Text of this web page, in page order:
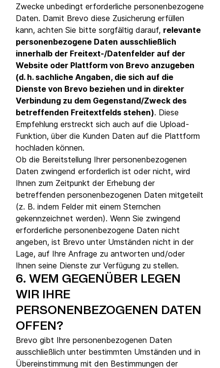
Zwecke unbedingt erforderliche personenbezogene
Daten. Damit Brevo diese Zusicherung erfüllen
kann, achten Sie bitte sorgfältig darauf, relevante
personenbezogene Daten ausschließlich
innerhalb der Freitext-/Datenfelder auf der
Website oder Plattform von Brevo anzugeben
(d. h. sachliche Angaben, die sich auf die
Dienste von Brevo beziehen und in direkter
Verbindung zu dem Gegenstand/Zweck des
betreffenden Freitextfelds stehen). Diese
Empfehlung erstreckt sich auch auf die Upload-
Funktion, über die Kunden Daten auf die Plattform
hochladen können.
Ob die Bereitstellung Ihrer personenbezogenen
Daten zwingend erforderlich ist oder nicht, wird
Ihnen zum Zeitpunkt der Erhebung der
betreffenden personenbezogenen Daten mitgeteilt
(z. B. indem Felder mit einem Sternchen
gekennzeichnet werden). Wenn Sie zwingend
erforderliche personenbezogene Daten nicht
angeben, ist Brevo unter Umständen nicht in der
Lage, auf Ihre Anfrage zu antworten und/oder
Ihnen seine Dienste zur Verfügung zu stellen.
6. WEM GEGENÜBER LEGEN
WIR IHRE
PERSONENBEZOGENEN DATEN
OFFEN?
Brevo gibt Ihre personenbezogenen Daten
ausschließlich unter bestimmten Umständen und in
Übereinstimmung mit den Bestimmungen der